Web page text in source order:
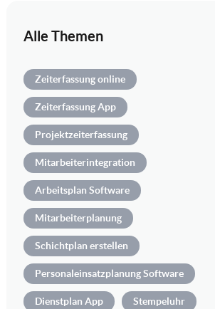
Alle Themen
Zeiterfassung online
Zeiterfassung App
Projektzeiterfassung
Mitarbeiterintegration
Arbeitsplan Software
Mitarbeiterplanung
Schichtplan erstellen
Personaleinsatzplanung Software
Dienstplan App Stempeluhr